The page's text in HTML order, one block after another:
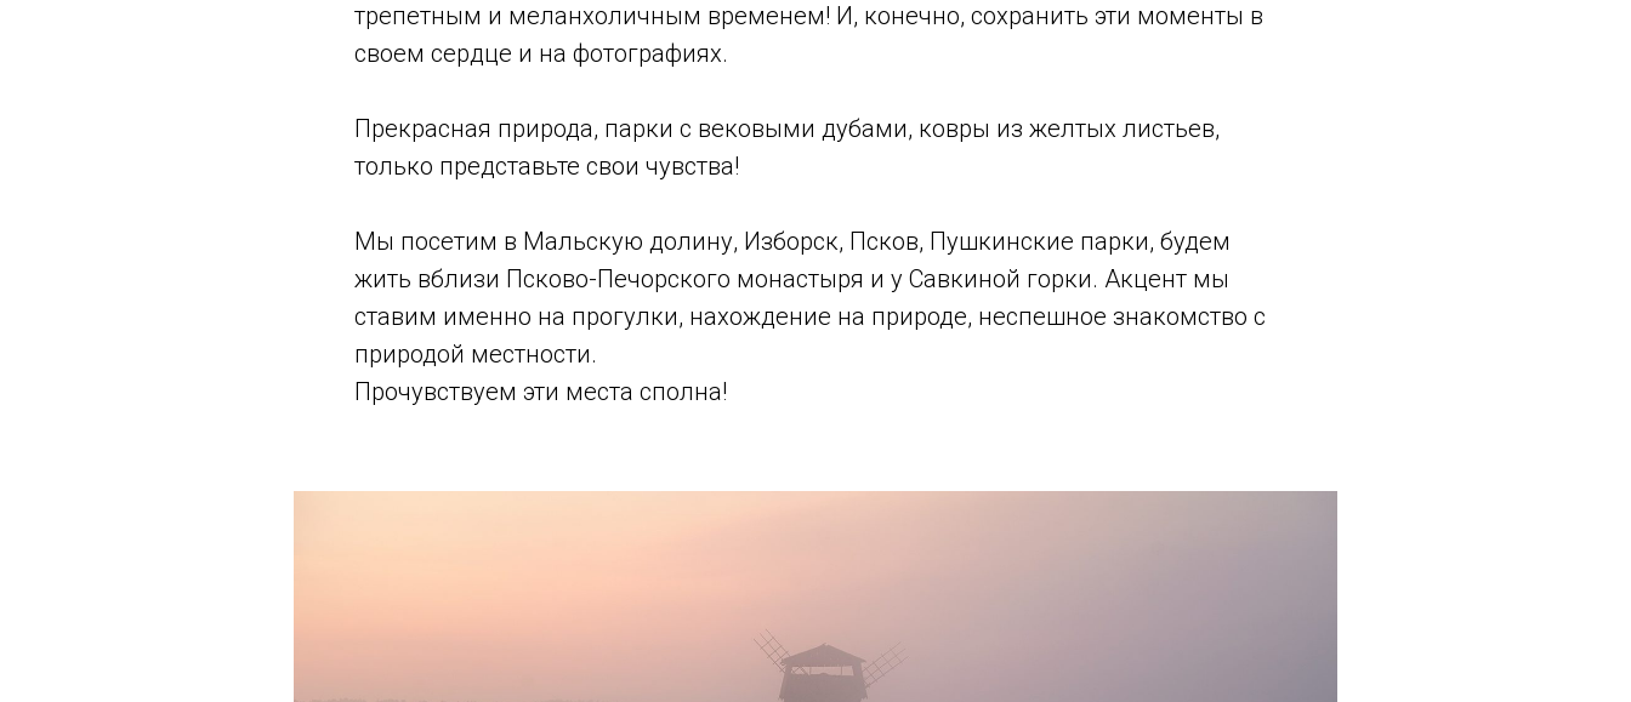
трепетным и меланхоличным временем! И, конечно, сохранить эти моменты в
своем сердце и на фотографиях.
Прекрасная природа, парки с вековыми дубами, ковры из желтых листьев,
только представьте свои чувства!
Мы посетим в Мальскую долину, Изборск, Псков, Пушкинские парки, будем
жить вблизи Псково-Печорского монастыря и у Савкиной горки. Акцент мы
ставим именно на прогулки, нахождение на природе, неспешное знакомство с
природой местности.
Прочувствуем эти места сполна!